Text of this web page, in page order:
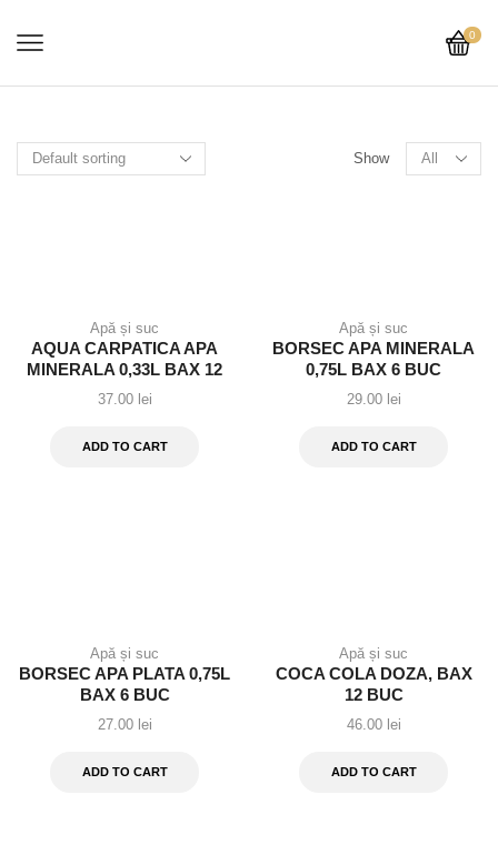
0
Show
Apă și suc
AQUA CARPATICA APA
MINERALA 0,33L BAX 12
BUC
37.00 lei
ADD TO CART
Apă și suc
BORSEC APA MINERALA
0,75L BAX 6 BUC
29.00 lei
ADD TO CART
Apă și suc
BORSEC APA PLATA 0,75L
BAX 6 BUC
27.00 lei
ADD TO CART
Apă și suc
COCA COLA DOZA, BAX
12 BUC
46.00 lei
ADD TO CART